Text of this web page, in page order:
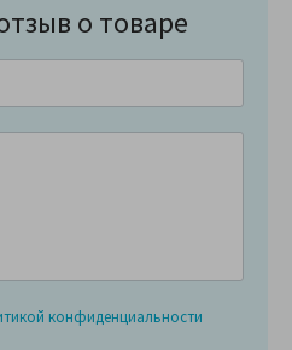
о товаре
конфиденциальности